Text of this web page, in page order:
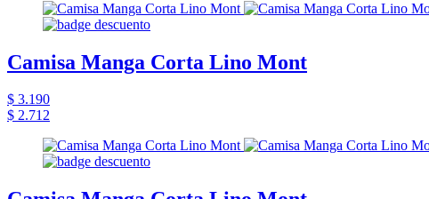
Camisa Manga Corta Lino Mont
$ 3.190
$ 2.712